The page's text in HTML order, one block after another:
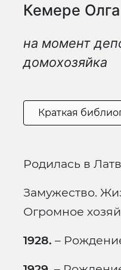
Кемере Олга
на момент
домохозяйка
Краткая
Родилась в
Замужество.
Огромное
1928. –